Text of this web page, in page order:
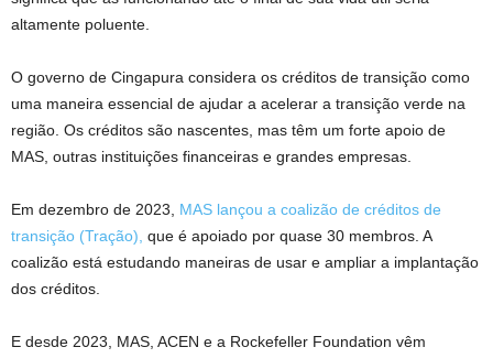
altamente poluente.
O governo de Cingapura considera os créditos de transição como
uma maneira essencial de ajudar a acelerar a transição verde na
região. Os créditos são nascentes, mas têm um forte apoio de
MAS, outras instituições financeiras e grandes empresas.
Em dezembro de 2023, MAS lançou a coalizão de créditos de
transição (Tração), que é apoiado por quase 30 membros. A
coalizão está estudando maneiras de usar e ampliar a implantação
dos créditos.
E desde 2023, MAS, ACEN e a Rockefeller Foundation vêm